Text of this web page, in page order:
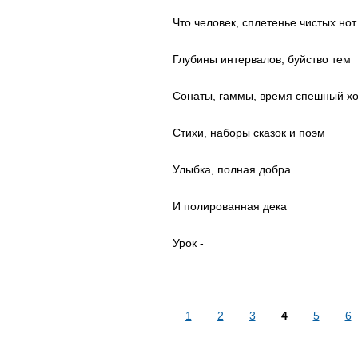
Что человек, сплетенье чистых нот
Глубины интервалов, буйство тем
Сонаты, гаммы, время спешный
Стихи, наборы сказок и поэм
Улыбка, полная добра
И полированная дека
Урок -
1 2 3 4 5 6